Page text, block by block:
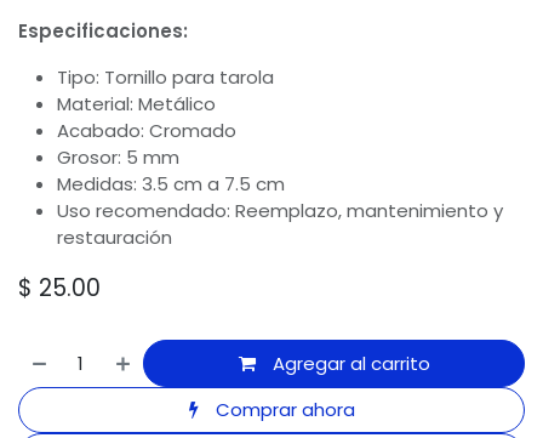
Especificaciones:
Tipo: Tornillo para tarola
Material: Metálico
Acabado: Cromado
Grosor: 5 mm
Medidas: 3.5 cm a 7.5 cm
Uso recomendado: Reemplazo, mantenimiento y
restauración
$ 25.00
Agregar al carrito
Comprar ahora